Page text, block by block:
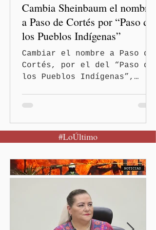
anunció su pro
Cambia Sheinbaum el nombre
a Paso de Cortés por “Paso de
los Pueblos Indígenas”
Cambiar el nombre a Paso de
Cortés, por el del “Paso de
los Pueblos Indígenas”,
Jornada Nacional de
Reforestación desde la
Xalitzintla.
#LoÚltimo